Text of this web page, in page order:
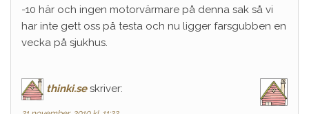
-10 här och ingen motorvärmare på denna sak så vi
har inte gett oss på testa och nu ligger farsgubben en
vecka på sjukhus.
thinki.se skriver: